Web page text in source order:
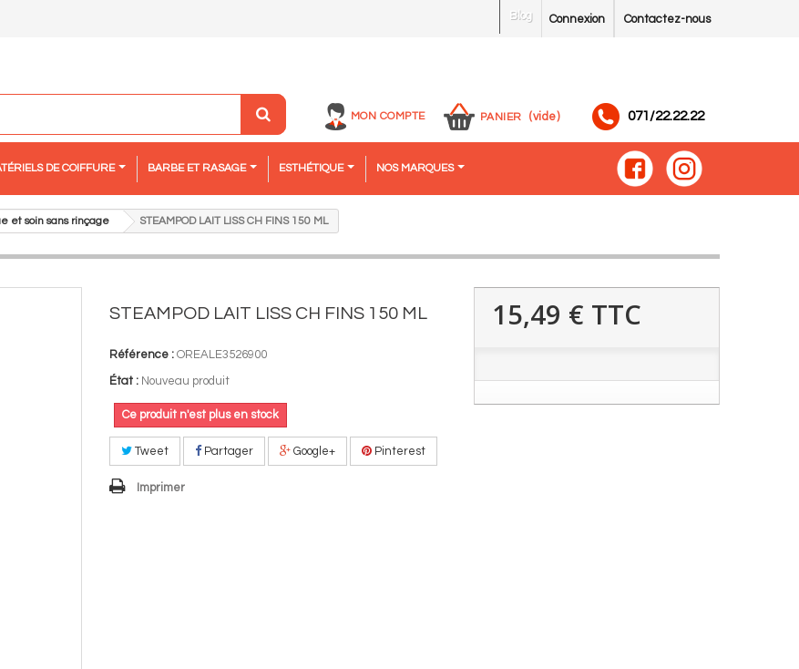
Contactez-nous
Connexion
Blog
MON COMPTE PANIER (vide) 071/22.22.22
DE COIFFURE BARBE ET RASAGE ESTHÉTIQUE NOS MARQUES
et soin sans rinçage STEAMPOD LAIT LISS CH FINS 150 ML
STEAMPOD LAIT LISS CH FINS 150 ML
Référence : OREALE3526900
État : Nouveau produit
Ce produit n'est plus en stock
Tweet Partager Google+ Pinterest
Imprimer
15,49 € TTC